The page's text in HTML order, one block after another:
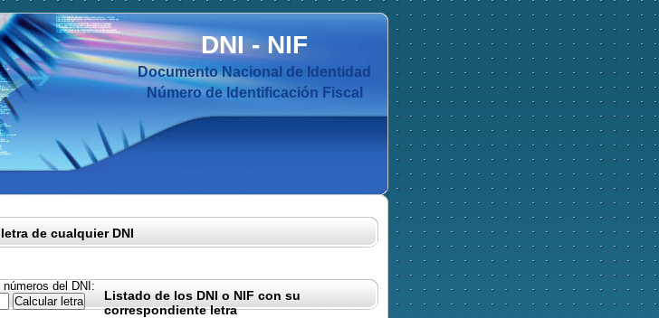
DNI-NIF
Documento Nacional de Identidad
Número de Identificación Fiscal
de cualquier DNI
números del DNI:
Listado de los DNI o NIF con su
correspondiente letra